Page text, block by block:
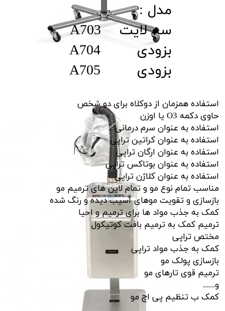
​مدل :
سه لایت A70​​​​​​​3
بزودی A704
بزودی A705
استفاده همزمان از دوکلاه برای دو شخص
حاوی دکمه O3 یا اوزن
استفاده به عنوان سرم درمانی
استفاده به عنوان کراتین تراپی
استفاده به عنوان ارگان تراپی
استفاده به عنوان بوتاکس تراپی
استفاده به عنوان کلاژن تراپی
مناسب تمام نوع مو و تمام لاین های ترمیم مو
بازسازی و تقویت موهای آسیب دیده و رنگ شده
کمک به جذب مواد ها برای ترمیم و احیا
ترمیم کمک به ترمیم بافت کوتیکول
مختص تراپی
کمک به جذب مواد تراپی
بازسازی پولک مو
ترمیم قوی تارهای مو
و......
کمک ب تنظیم پی اچ مو​​​​​​​